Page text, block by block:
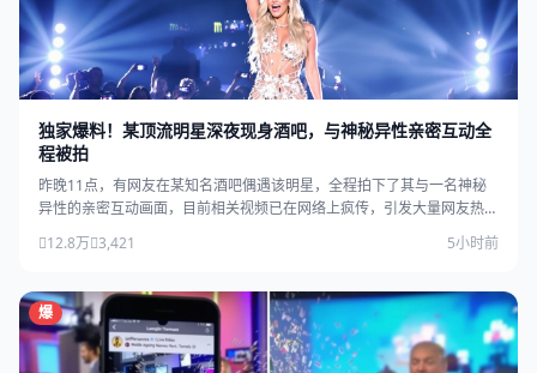
独家爆料！某顶流明星深夜现身酒吧，与神秘异性亲密互动全
程被拍
昨晚11点，有网友在某知名酒吧偶遇该明星，全程拍下了其与一名神秘
异性的亲密互动画面，目前相关视频已在网络上疯传，引发大量网友热
12.8万 3,421 5小时前
爆